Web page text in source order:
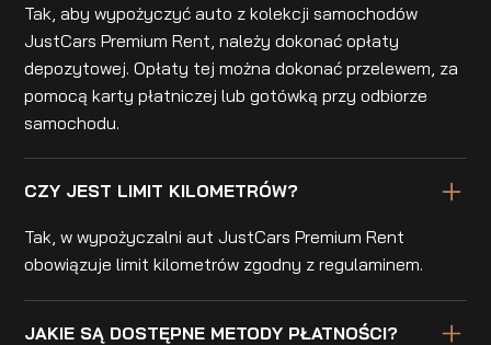
Tak, aby wypożyczyć auto z kolekcji samochodów
JustCars Premium Rent, należy dokonać opłaty
depozytowej. Opłaty tej można dokonać przelewem, za
pomocą karty płatniczej lub gotówką przy odbiorze
samochodu.
CZY JEST LIMIT KILOMETRÓW?
Tak, w wypożyczalni aut JustCars Premium Rent
obowiązuje limit kilometrów zgodny z regulaminem.
JAKIE SĄ DOSTĘPNE METODY PŁATNOŚCI?